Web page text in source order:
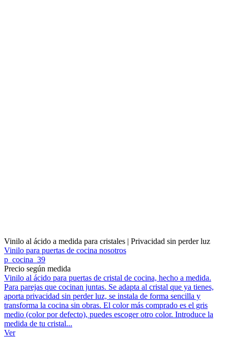
Vinilo al ácido a medida para cristales | Privacidad sin perder luz
Vinilo para puertas de cocina nosotros
p_cocina_39
Precio según medida
Vinilo al ácido para puertas de cristal de cocina, hecho a medida.
Para parejas que cocinan juntas. Se adapta al cristal que ya tienes,
aporta privacidad sin perder luz, se instala de forma sencilla y
transforma la cocina sin obras. El color más comprado es el gris
medio (color por defecto), puedes escoger otro color. Introduce la
medida de tu cristal...
Ver